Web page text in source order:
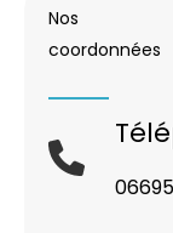
Nos
coordonnées